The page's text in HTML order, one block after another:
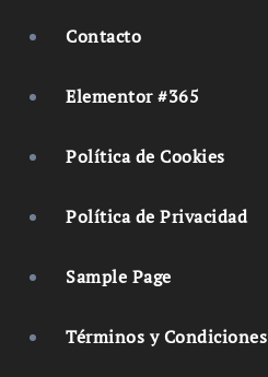
Contacto
Elementor #365
Política de Cookies
Política de Privacidad
Sample Page
Términos y Condiciones